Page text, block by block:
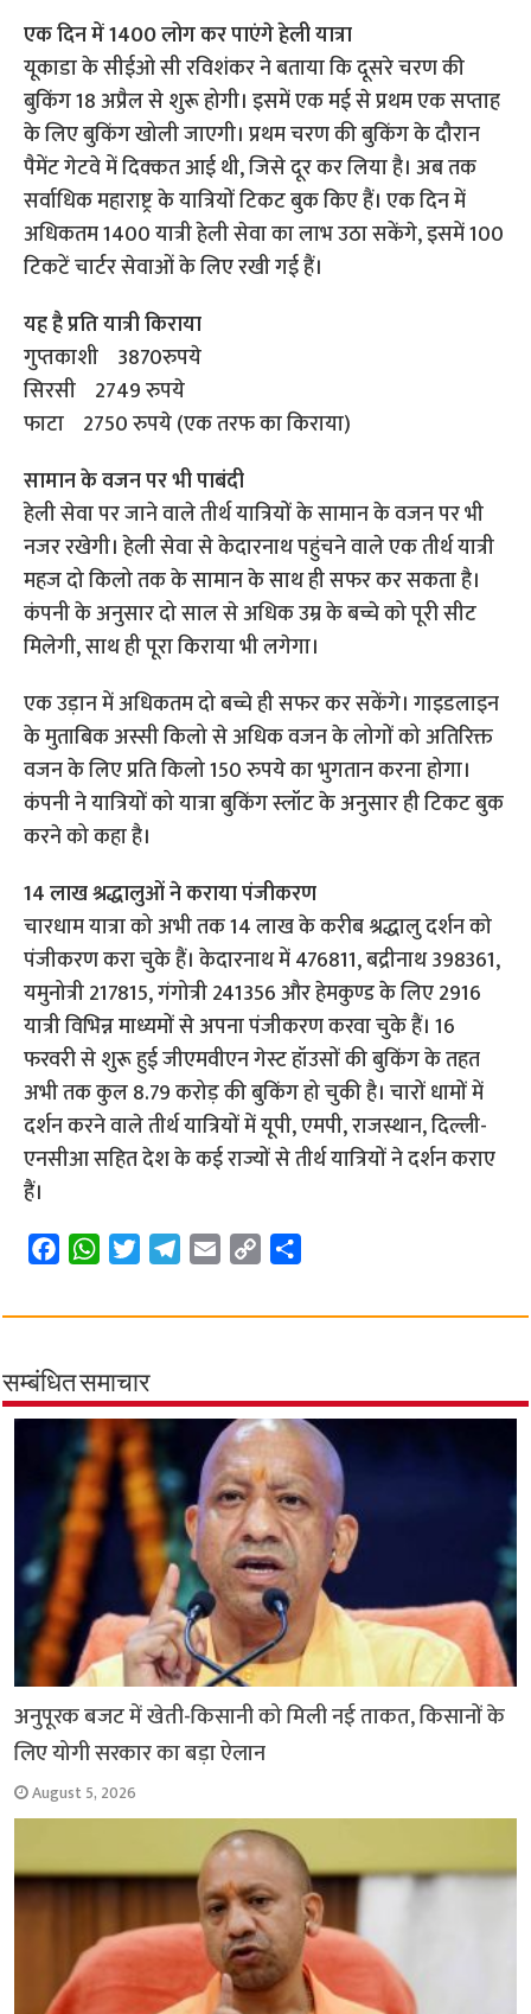
एक दिन में 1400 लोग कर पाएंगे हेली यात्रा
यूकाडा के सीईओ सी रविशंकर ने बताया कि दूसरे चरण की
बुकिंग 18 अप्रैल से शुरू होगी। इसमें एक मई से प्रथम एक सप्ताह
के लिए बुकिंग खोली जाएगी। प्रथम चरण की बुकिंग के दौरान
पैमेंट गेटवे में दिक्कत आई थी, जिसे दूर कर लिया है। अब तक
सर्वाधिक महाराष्ट्र के यात्रियों टिकट बुक किए हैं। एक दिन में
अधिकतम 1400 यात्री हेली सेवा का लाभ उठा सकेंगे, इसमें 100
टिकटें चार्टर सेवाओं के लिए रखी गई हैं।
यह है प्रति यात्री किराया
गुप्तकाशी 3870रुपये
सिरसी 2749 रुपये
फाटा 2750 रुपये (एक तरफ का किराया)
सामान के वजन पर भी पाबंदी
हेली सेवा पर जाने वाले तीर्थ यात्रियों के सामान के वजन पर भी
नजर रखेगी। हेली सेवा से केदारनाथ पहुंचने वाले एक तीर्थ यात्री
महज दो किलो तक के सामान के साथ ही सफर कर सकता है।
कंपनी के अनुसार दो साल से अधिक उम्र के बच्चे को पूरी सीट
मिलेगी, साथ ही पूरा किराया भी लगेगा।
एक उड़ान में अधिकतम दो बच्चे ही सफर कर सकेंगे। गाइडलाइन
के मुताबिक अस्सी किलो से अधिक वजन के लोगों को अतिरिक्त
वजन के लिए प्रति किलो 150 रुपये का भुगतान करना होगा।
कंपनी ने यात्रियों को यात्रा बुकिंग स्लॉट के अनुसार ही टिकट बुक
करने को कहा है।
14 लाख श्रद्धालुओं ने कराया पंजीकरण
चारधाम यात्रा को अभी तक 14 लाख के करीब श्रद्धालु दर्शन को
पंजीकरण करा चुके हैं। केदारनाथ में 476811, बद्रीनाथ 398361,
यमुनोत्री 217815, गंगोत्री 241356 और हेमकुण्ड के लिए 2916
यात्री विभिन्न माध्यमों से अपना पंजीकरण करवा चुके हैं। 16
फरवरी से शुरू हुई जीएमवीएन गेस्ट हॉउसों की बुकिंग के तहत
अभी तक कुल 8.79 करोड़ की बुकिंग हो चुकी है। चारों धामों में
दर्शन करने वाले तीर्थ यात्रियों में यूपी, एमपी, राजस्थान, दिल्ली-
एनसीआ सहित देश के कई राज्यों से तीर्थ यात्रियों ने दर्शन कराए
हैं।
c
b
o
o
k
W
a
s
A
p
p
i
t
e
r
l
r
m
a
p
i
n
k
a
सम्बंधित समाचार
अनुपूरक बजट में खेती-किसानी को मिली नई ताकत, किसानों के
लिए योगी सरकार का बड़ा ऐलान
August 5, 2026